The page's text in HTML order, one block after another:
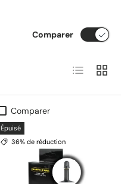
Comparer
Liste Grille
Comparer
Épuisé
36% de réduction